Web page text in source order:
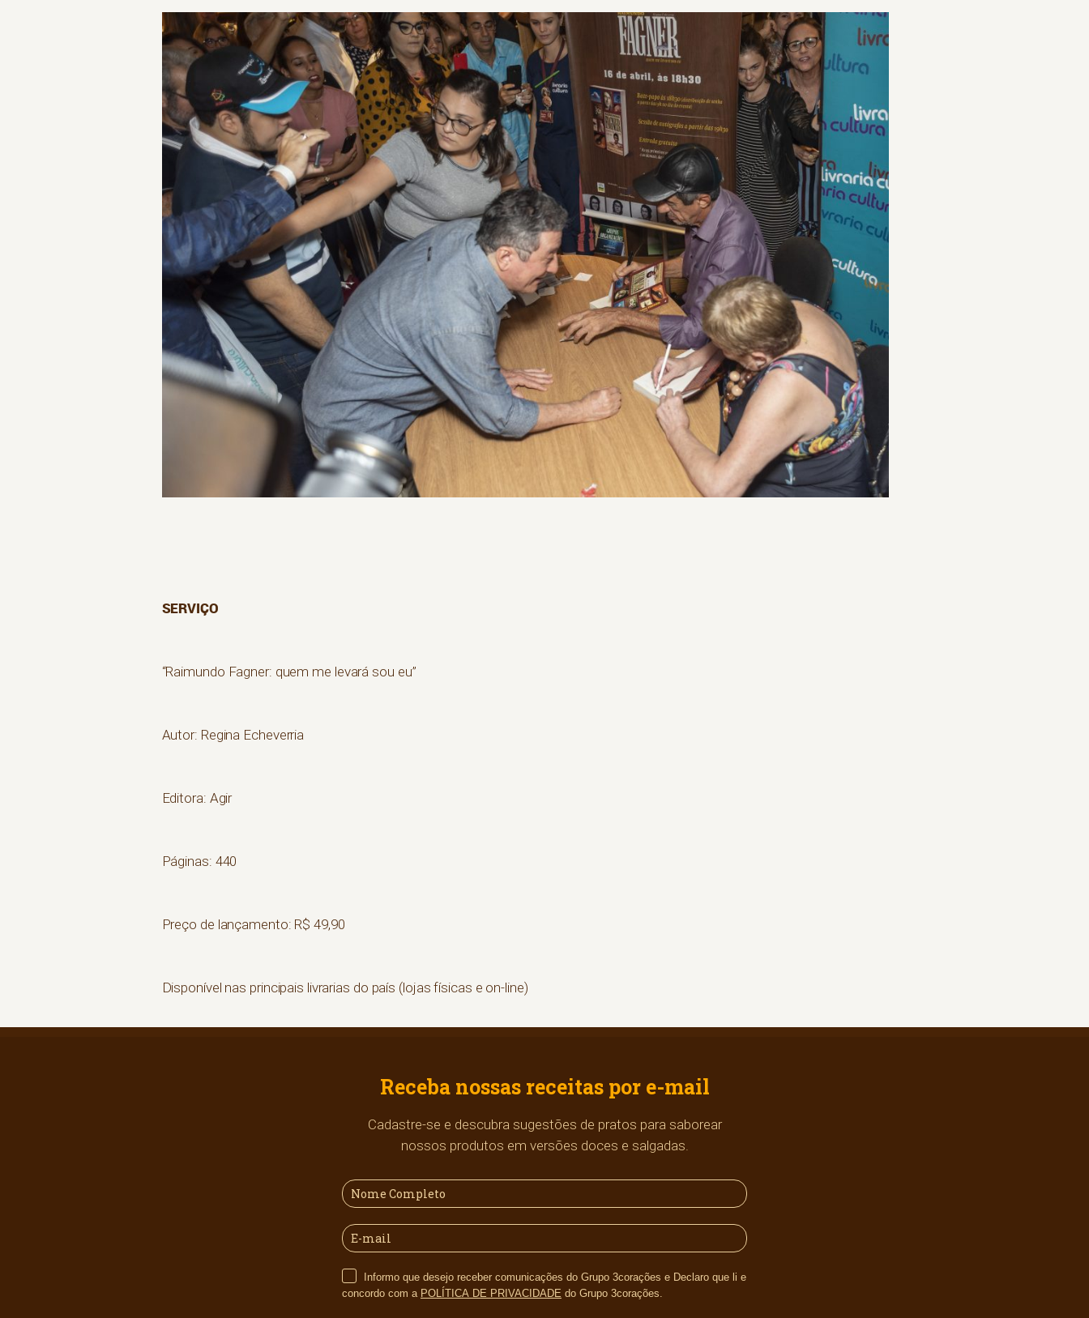
SERVIÇO
“Raimundo Fagner: quem me levará sou eu”
Autor: Regina Echeverria
Editora: Agir
Páginas: 440
Preço de lançamento: R$ 49,90
Disponível nas principais livrarias do país (lojas físicas e on-line)
Receba nossas receitas por e-mail
Cadastre-se e descubra sugestões de pratos para saborear
nossos produtos em versões doces e salgadas.
concordo com a POLÍTICA DE PRIVACIDADE do Grupo 3corações.